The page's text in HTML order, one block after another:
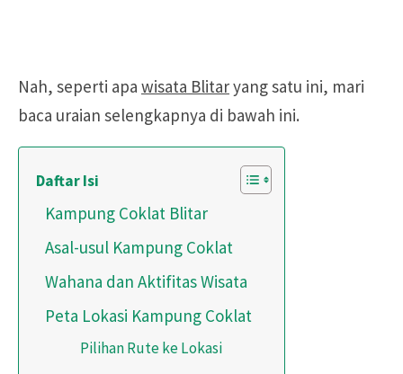
Nah, seperti apa wisata Blitaryang satu ini, mari
baca uraian selengkapnya di bawah ini.
Daftar Isi
Kampung Coklat Blitar
Asal-usul Kampung Coklat
Wahana dan Aktifitas Wisata
Peta Lokasi Kampung Coklat
Pilihan Rute ke Lokasi